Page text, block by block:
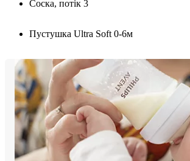
Соска, потік 3
Пустушка Ultra Soft 0-6м